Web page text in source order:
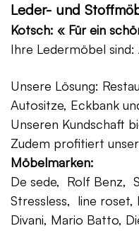
Leder- und
Kotsch: « Für ein
Ihre Ledermöbel sind:
Unsere Lösung:
Autositze, Eckbank
Unseren Kundschaft
Zudem profitiert
Möbelmarken:
De sede, Rolf Benz,
Stressless, line roset,
Divani, Mario Batto,